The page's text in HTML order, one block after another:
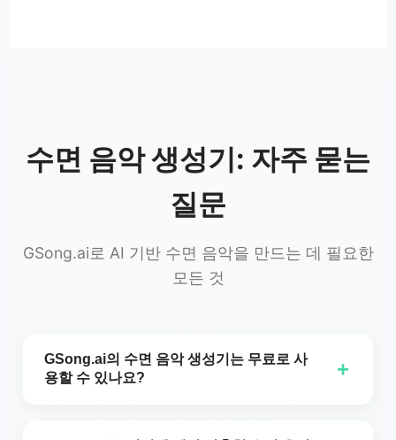
수면 음악 생성기: 자주 묻는
질문
GSong.ai로 AI 기반 수면 음악을 만드는 데 필요한
모든 것
GSong.ai의 수면 음악 생성기는 무료로 사
용할 수 있나요?
+